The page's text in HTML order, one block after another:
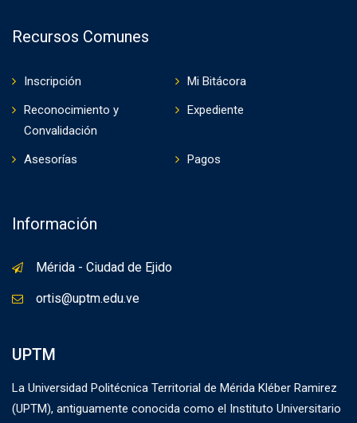
Recursos Comunes
Inscripción
Mi Bitácora
Reconocimiento y
Convalidación
Expediente
Asesorías Pagos
Información
Mérida - Ciudad de Ejido
ortis@uptm.edu.ve
UPTM
La Universidad Politécnica Territorial de Mérida Kléber Ramirez
(UPTM), antiguamente conocida como el Instituto Universitario